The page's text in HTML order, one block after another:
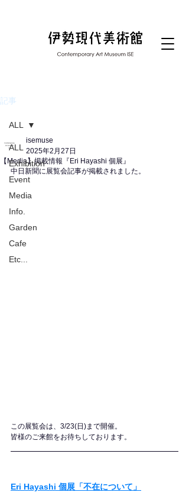
記事
ALL
Exhibition
Event
Media
Info.
Garden
Cafe
Etc...
ALL
【Media】掲載情報『Eri Hayashi 個展』
isemuse
2025年2月27日
中日新聞に展覧会記事が掲載されました。
この展覧会は、3/23(日)まで開催。
皆様のご来館をお待ちしております。
Eri Hayashi 個展「不在について」